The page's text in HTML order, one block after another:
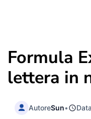
Formula
lettera in
AutoreSun•